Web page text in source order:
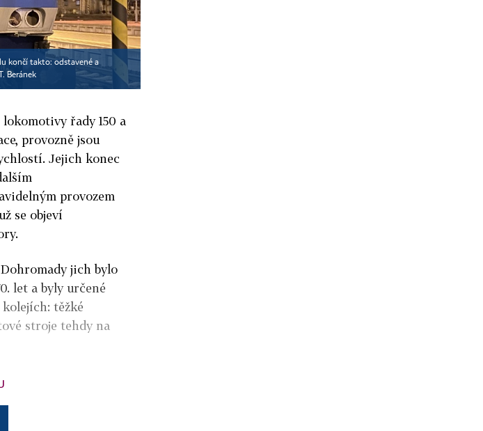
končí takto: odstavené a
Beránek
řady 150 a
provozně jsou
Jejich konec
provozem
se objeví
hromady jich bylo
let a byly určené
těžké
stroje tehdy na